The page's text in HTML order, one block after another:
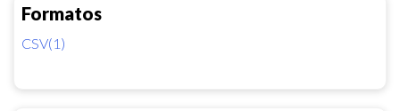
Formatos
CSV(1)